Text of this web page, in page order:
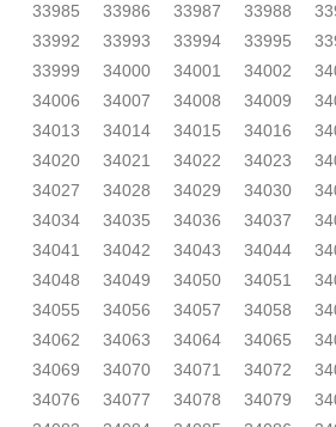
33985
33986 33987 33988
33992
33993 33994 33995
33999
34000 34001 34002
34006
34007 34008 34009
34013
34014 34015 34016
34020
34021 34022 34023
34027
34028 34029 34030
34034
34035 34036 34037
34041
34042 34043 34044
34048
34049 34050 34051
34055
34056 34057 34058
34062
34063 34064 34065
34069
34070 34071 34072
34076
34077 34078 34079